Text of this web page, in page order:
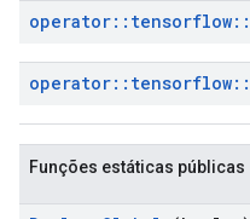
operator:: tensorflow::
operator:: tensorflow::
Funções estáticas públicas